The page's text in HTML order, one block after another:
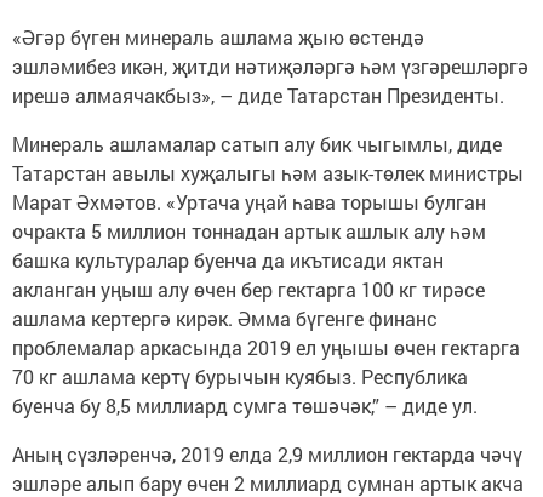
«Әгәр бүген минераль ашлама җыю өстендә
эшләмибез икән, җитди нәтиҗәләргә һәм үзгәрешләргә
ирешә алмаячакбыз», – диде Татарстан Президенты.
Минераль ашламалар сатып алу бик чыгымлы, диде
Татарстан авылы хуҗалыгы һәм азык-төлек министры
Марат Әхмәтов. «Уртача уңай һава торышы булган
очракта 5 миллион тоннадан артык ашлык алу һәм
башка культуралар буенча да икътисади яктан
акланган уңыш алу өчен бер гектарга 100 кг тирәсе
ашлама кертергә кирәк. Әмма бүгенге финанс
проблемалар аркасында 2019 ел уңышы өчен гектарга
70 кг ашлама кертү бурычын куябыз. Республика
буенча бу 8,5 миллиард сумга төшәчәк,” – диде ул.
Аның сүзләренчә, 2019 елда 2,9 миллион гектарда чәчү
эшләре алып бару өчен 2 миллиард сумнан артык акча